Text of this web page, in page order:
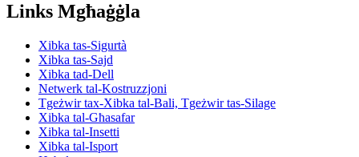
Links Mgħaġġla
Xibka tas-Sigurtà
Xibka tas-Sajd
Xibka tad-Dell
Netwerk tal-Kostruzzjoni
Tgeżwir tax-Xibka tal-Bali, Tgeżwir tas-Silage
Xibka tal-Għasafar
Xibka tal-Insetti
Xibka tal-Isport